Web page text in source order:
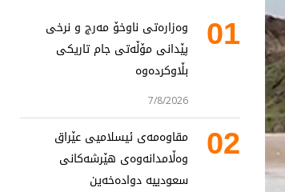
01
وەزارەتی ناوخۆ مەرج و نرخی
پێدانی مۆڵەتی جام تاریکی
بڵاوکردەوە
7/8/2026
02
مقاوەمەی ئیسلامیی عێراق
وەڵامدانەوەی هێرشەکانی
سعودییە دوادەخەین